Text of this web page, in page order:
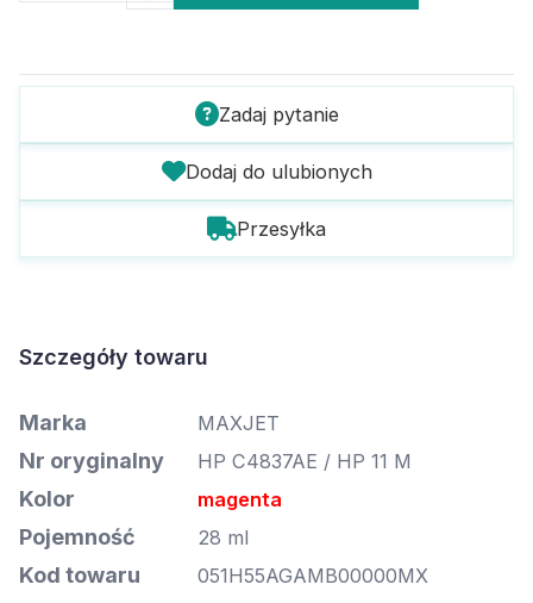
Zadaj pytanie
Dodaj do ulubionych
Przesyłka
Szczegóły towaru
Marka MAXJET
Nr oryginalny HP C4837AE / HP 11 M
Kolor magenta
Pojemność 28 ml
Kod towaru 051H55AGAMB00000MX